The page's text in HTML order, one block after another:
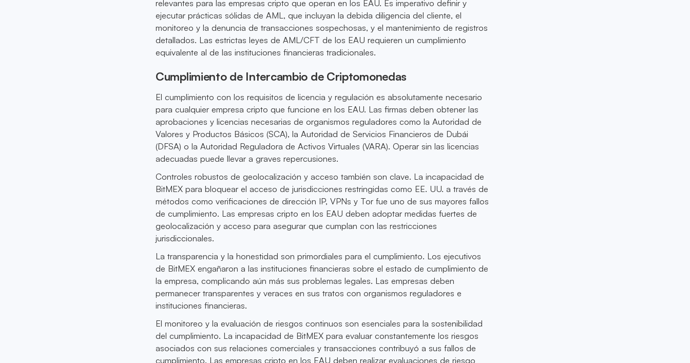
relevantes para las empresas cripto que operan en los EAU. Es imperativo definir y
ejecutar prácticas sólidas de AML, que incluyan la debida diligencia del cliente, el
monitoreo y la denuncia de transacciones sospechosas, y el mantenimiento de registros
detallados. Las estrictas leyes de AML/CFT de los EAU requieren un cumplimiento
equivalente al de las instituciones financieras tradicionales.
Cumplimiento de Intercambio de Criptomonedas
El cumplimiento con los requisitos de licencia y regulación es absolutamente necesario
para cualquier empresa cripto que funcione en los EAU. Las firmas deben obtener las
aprobaciones y licencias necesarias de organismos reguladores como la Autoridad de
Valores y Productos Básicos (SCA), la Autoridad de Servicios Financieros de Dubái
(DFSA) o la Autoridad Reguladora de Activos Virtuales (VARA). Operar sin las licencias
adecuadas puede llevar a graves repercusiones.
Controles robustos de geolocalización y acceso también son clave. La incapacidad de
BitMEX para bloquear el acceso de jurisdicciones restringidas como EE. UU. a través de
métodos como verificaciones de dirección IP, VPNs y Tor fue uno de sus mayores fallos
de cumplimiento. Las empresas cripto en los EAU deben adoptar medidas fuertes de
geolocalización y acceso para asegurar que cumplan con las restricciones
jurisdiccionales.
La transparencia y la honestidad son primordiales para el cumplimiento. Los ejecutivos
de BitMEX engañaron a las instituciones financieras sobre el estado de cumplimiento de
la empresa, complicando aún más sus problemas legales. Las empresas deben
permanecer transparentes y veraces en sus tratos con organismos reguladores e
instituciones financieras.
El monitoreo y la evaluación de riesgos continuos son esenciales para la sostenibilidad
del cumplimiento. La incapacidad de BitMEX para evaluar constantemente los riesgos
asociados con sus relaciones comerciales y transacciones contribuyó a sus fallos de
cumplimiento. Las empresas cripto en los EAU deben realizar evaluaciones de riesgo